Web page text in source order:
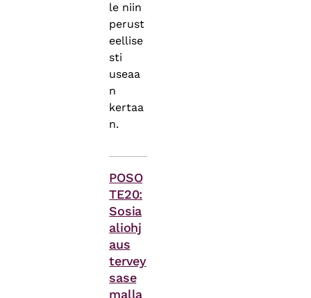
le niin
perust
eellise
sti
useaa
n
kertaa
n.
POSO
TE20:
Sosia
aliohj
aus
tervey
sase
malla